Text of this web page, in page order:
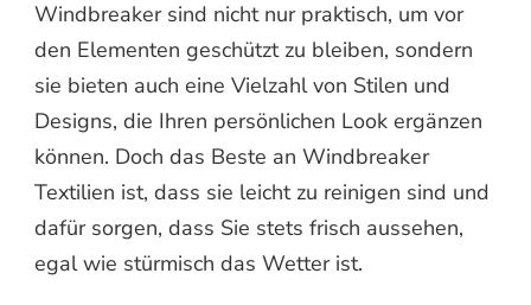
Windbreaker sind nicht nur praktisch, um vor
den Elementen geschützt zu bleiben, sondern
sie bieten auch eine Vielzahl von Stilen und
Designs, die Ihren persönlichen Look ergänzen
können. Doch das Beste an Windbreaker
Textilien ist, dass sie leicht zu reinigen sind und
dafür sorgen, dass Sie stets frisch aussehen,
egal wie stürmisch das Wetter ist.